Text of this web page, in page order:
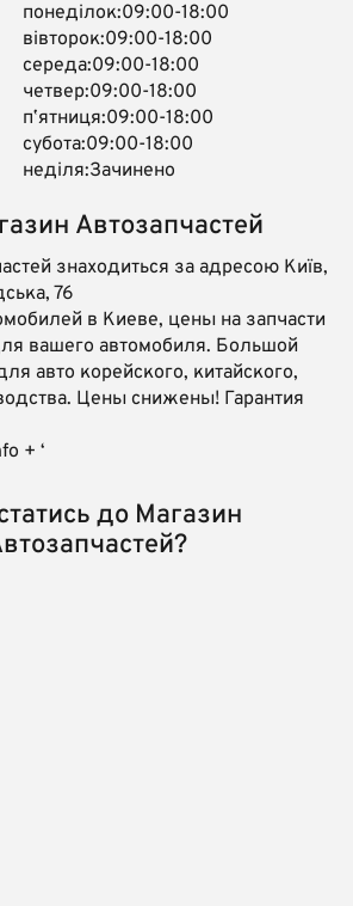
понеділок:09:00-18:00
вівторок:09:00-18:00
середа:09:00-18:00
четвер:09:00-18:00
пʼятниця:09:00-18:00
субота:09:00-18:00
неділя:Зачинено
Автозапчастей
знаходиться за адресою Київ,
76
в Киеве, цены на запчасти
вашего автомобиля. Большой
авто корейского, китайского,
Цены снижены! Гарантия
+ ‘
до Магазин